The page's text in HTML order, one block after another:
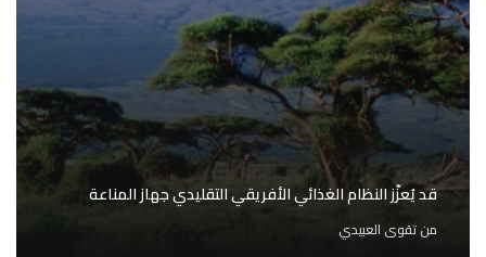
قد يُعزّز النظام الغذائي الأفريقي التقليدي جهاز المناعة
منتقوى العبيدي